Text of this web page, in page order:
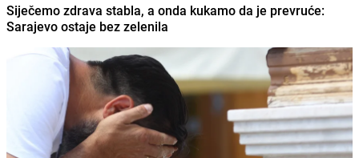
Siječemo zdrava stabla, a onda kukamo da je prevruće:
Sarajevo ostaje bez zelenila